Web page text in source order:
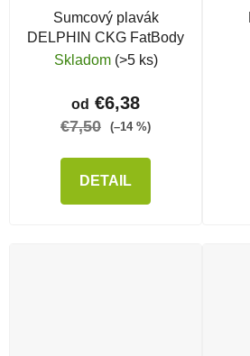
Sumcový plavák
DELPHIN CKG FatBody
Skladom (>5 ks)
od €6,38
€7,50 (–14 %)
DETAIL